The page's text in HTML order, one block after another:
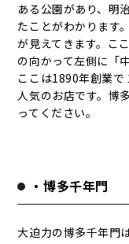
ある公園があり、明
たことがわかります
が見えてきます。こ
の向かって左側に「
ここは1890年創業
人気のお店です。博
ってください。
・博多千年門
大迫力の博多千年門